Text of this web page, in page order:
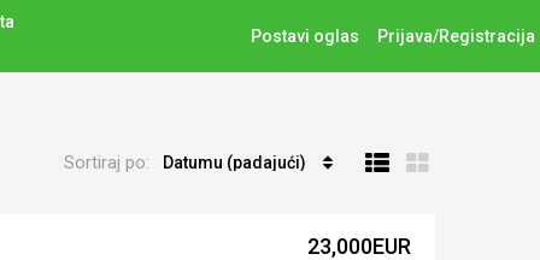
Postavi oglas Prijava/Registracija
Sortiraj po: Datumu (padajući)
23,000EUR